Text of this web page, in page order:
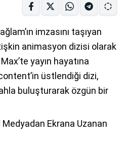
imzasını taşıyan
animasyon dizisi olarak
yayın hayatına
content’in üstlendiği dizi,
buluşturarak özgün bir
Medyadan Ekrana Uzanan